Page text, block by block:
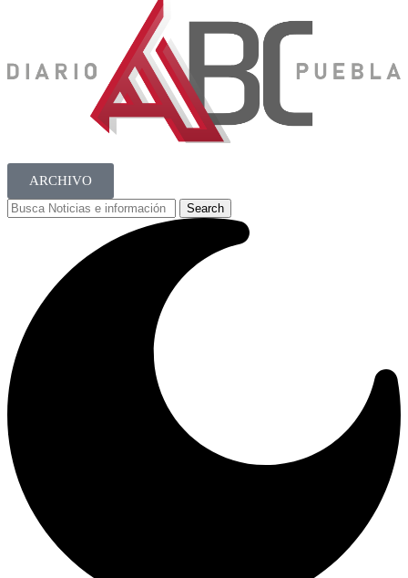
ARCHIVO